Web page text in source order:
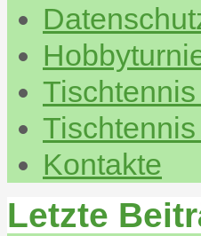
Kontakte
Letzte